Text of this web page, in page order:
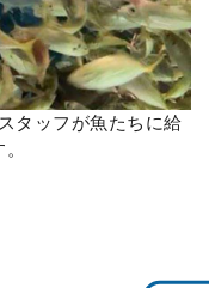
タッフが魚たちに給